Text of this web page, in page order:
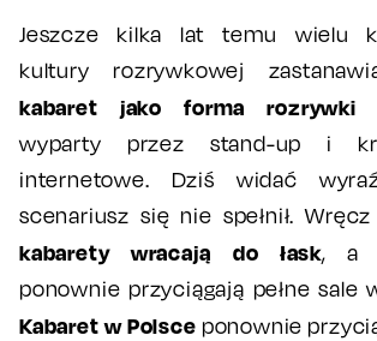
Jeszcze kilka lat temu wielu
kultury rozrywkowej
kabaret jako forma rozrywki
wyparty przez stand-up i
internetowe. Dziś widać
scenariusz się nie spełnił.
kabarety wracają do łask, a
ponownie przyciągają pełne sale
Kabaret w Polsce ponownie